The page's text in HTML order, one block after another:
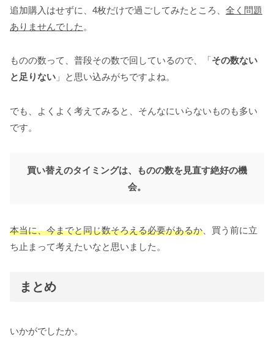
追加購入はせずに、4枚だけで過ごしてみたところ、 全く問題
ありませんでした 。
ものの数って、普段その数で回しているので、「その数ない
と足りない 」と思い込みがちですよね。
でも、よくよく考えてみると、そんなにいらないものも多い
です。
買い替えのタイミングは、ものの数を見直す絶好の機
会。
本当に、今までと同じ数そろえる必要があるか 、買う前に立
ち止まって考えたいなと思いました。
まとめ
いかがでしたか。